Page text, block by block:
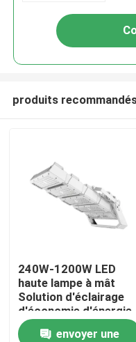
Produits
vidéos
produits
240W-1200W LED
haute lampe à mât
Solution d'éclairage
d'économie d'énergie
envoyer une